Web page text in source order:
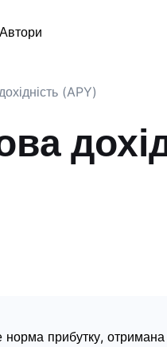
Автори
(APY)
норма прибутку,